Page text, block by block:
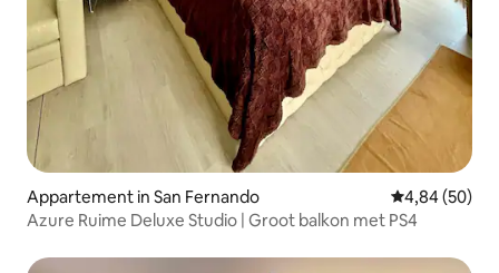
Appartement in San Fernando Gemiddelde
4,84 (50)
Azure Ruime Deluxe Studio | Groot balkon met PS4